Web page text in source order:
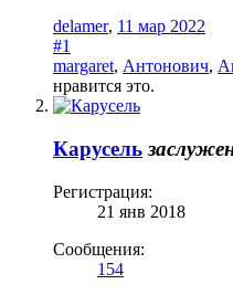
delamer, 11 мар 2022
#1
margaret, Антонович,
нравится это.
Карусель
Регистрация:
21 янв 2018
Сообщения:
154